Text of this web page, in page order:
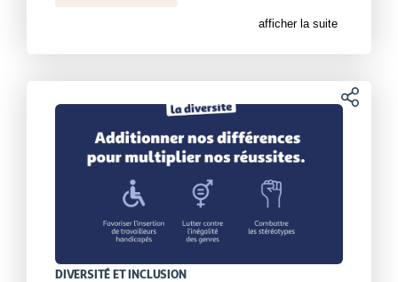
afficher la suite
Partager
DIVERSITÉ ET INCLUSION